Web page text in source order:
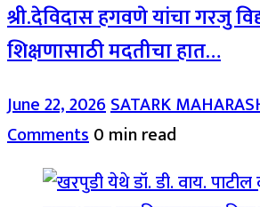
श्री.देविदास हगवणे यांचा गरजु
शिक्षणासाठी मदतीचा हात…
June 22, 2026SATARK
Comments0 min read